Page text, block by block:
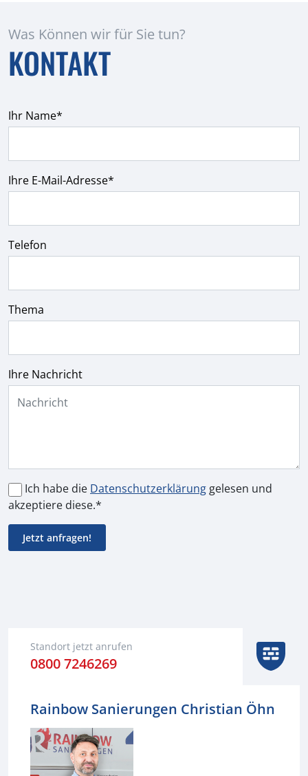
Was Können wir für Sie tun?
KONTAKT
Ihr Name*
Ihre E-Mail-Adresse*
Telefon
Thema
Ihre Nachricht
Ich habe die Datenschutzerklärung gelesen und
akzeptiere diese.*
Standort jetzt anrufen
0800 7246269
Rainbow Sanierungen Christian Öhn